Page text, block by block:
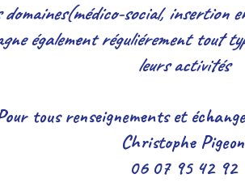
social, insertion
également réguliérement tout
leurs activités
tous renseignements et
Christophe Pigeon
06 07 95 42 92